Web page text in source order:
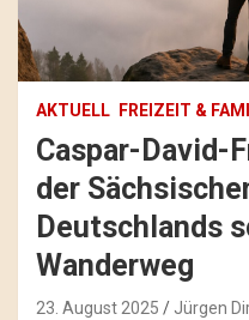
AKTUELL FREIZEIT &
Caspar-David-
der
Deutschlands
Wanderweg
23. August 2025 Jürgen